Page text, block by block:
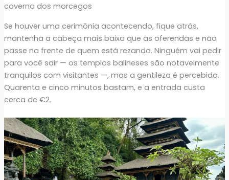
caverna dos morcegos
Se houver uma cerimônia acontecendo, fique atrás,
mantenha a cabeça mais baixa que as oferendas e não
passe na frente de quem está rezando. Ninguém vai pedir
para você sair — os templos balineses são notavelmente
tranquilos com visitantes —, mas a gentileza é percebida.
Quarenta e cinco minutos bastam, e a entrada custa
cerca de €2.